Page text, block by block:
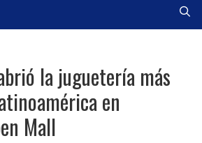
la juguetería más
en
Mall